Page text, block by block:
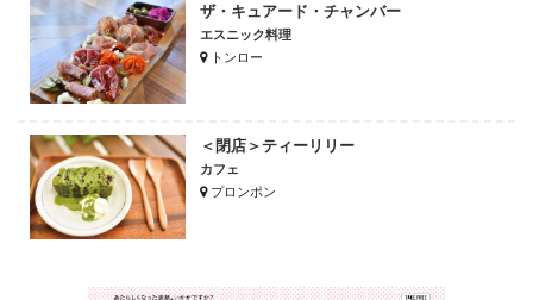
ザ・キュアード・チャンバー
エスニック料理
トンロー
＜閉店＞ティーリリー
カフェ
プロンポン